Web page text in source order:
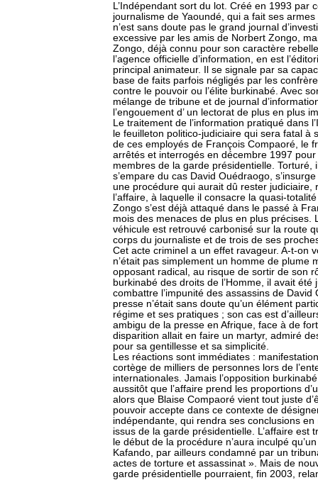
L’Indépendant sort du lot. Créé en 1993 par
journalisme de Yaoundé, qui a fait ses
n’est sans doute pas le grand journal
excessive par les amis de Norbert Zongo,
Zongo, déjà connu pour son caractère
l’agence officielle d’information, en est
principal animateur. Il se signale par sa
base de faits parfois négligés par les
contre le pouvoir ou l’élite burkinabé. Avec
mélange de tribune et de journal
l’engouement d’ un lectorat de plus en plus
Le traitement de l’information pratiqué dans
le feuilleton politico-judiciaire qui sera fatal à
de ces employés de François Compaoré, le
arrêtés et interrogés en décembre 1997
membres de la garde présidentielle.
s’empare du cas David Ouédraogo,
une procédure qui aurait dû rester judiciaire,
l’affaire, à laquelle il consacre la quasi-
Zongo s’est déjà attaqué dans le passé à
mois des menaces de plus en plus
véhicule est retrouvé carbonisé sur la route
corps du journaliste et de trois de ses
Cet acte criminel a un effet ravageur. A-t-on
n’était pas simplement un homme de plume
opposant radical, au risque de sortir de son
burkinabé des droits de l’Homme, il avait
combattre l’impunité des assassins de
presse n’était sans doute qu’un élément
régime et ses pratiques ; son cas est
ambigu de la presse en Afrique, face à de
disparition allait en faire un martyr, admiré
pour sa gentillesse et sa simplicité.
Les réactions sont immédiates :
cortège de milliers de personnes lors de
internationales. Jamais l’opposition
aussitôt que l’affaire prend les proportions
alors que Blaise Compaoré vient tout juste
pouvoir accepte dans ce contexte de
indépendante, qui rendra ses conclusions
issus de la garde présidentielle. L’affaire est
le début de la procédure n’aura inculpé
Kafando, par ailleurs condamné par un
actes de torture et assassinat ». Mais de
garde présidentielle pourraient, fin 2003,